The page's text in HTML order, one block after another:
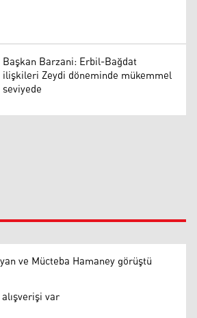
Başkan Barzani: Erbil-Bağdat
ilişkileri Zeydi döneminde mükemmel
seviyede
ve Mücteba Hamaney görüştü
var